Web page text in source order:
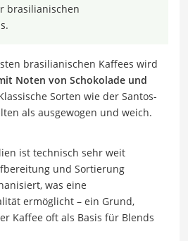
brasilianischen
brasilianischen Kaffees wird
Noten von Schokolade und
Sorten wie der Santos-
als ausgewogen und weich.
ist technisch sehr weit
und Sortierung
was eine
ermöglicht – ein Grund,
Kaffee oft als Basis für Blends